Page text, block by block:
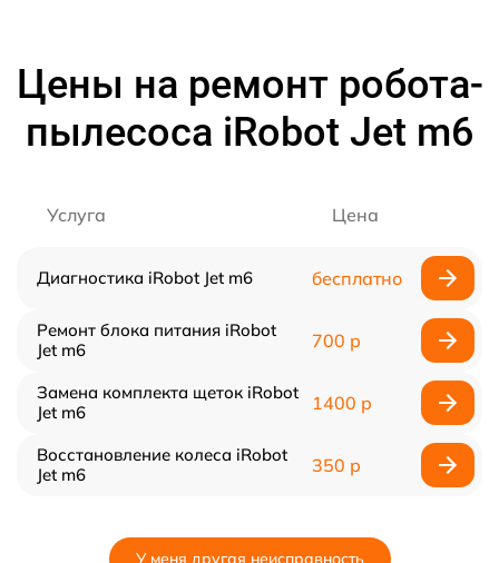
Цены на ремонт робота-
пылесоса iRobot Jet m6
Услуга Цена
Диагностика iRobot Jet m6 бесплатно
Ремонт блока питания iRobot
Jet m6
700 р
Замена комплекта щеток iRobot
Jet m6
1400 р
Восстановление колеса iRobot
Jet m6
350 р
У меня другая неисправность